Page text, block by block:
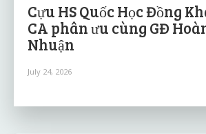
Cựu HS Quốc Học Đồng
CA phân ưu cùng GĐ
Nhuận
July 24, 2026